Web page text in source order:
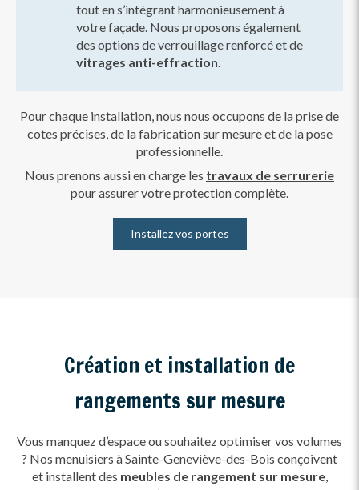
tout en s’intégrant harmonieusement à
votre façade. Nous proposons également
des options de verrouillage renforcé et de
vitrages anti-effraction
Pour chaque installation, nous nous occupons de la prise de
cotes précises, de la fabrication sur mesure et de la pose
professionnelle.
Nous prenons aussi en charge les travaux de serrurerie
pour assurer votre protection complète.
Installez vos portes
Création et installation de
rangements sur mesure
Vous manquez d’espace ou souhaitez optimiser vos volumes
? Nos menuisiers à Sainte-Geneviève-des-Bois conçoivent
et installent des meubles de rangement sur mesure,